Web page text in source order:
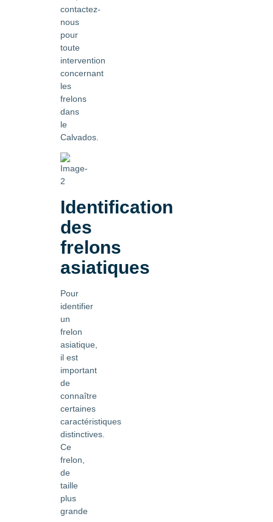
contactez-
nous
pour
toute
intervention
concernant
les
frelons
dans
le
Calvados.
Identification
des
frelons
asiatiques
Pour
identifier
un
frelon
asiatique,
il est
important
de
connaître
certaines
caractéristiques
distinctives.
Ce
frelon,
de
taille
plus
grande